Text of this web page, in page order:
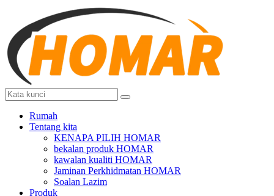
Rumah
Tentang kita
KENAPA PILIH HOMAR
bekalan produk HOMAR
kawalan kualiti HOMAR
Jaminan Perkhidmatan HOMAR
Soalan Lazim
Produk